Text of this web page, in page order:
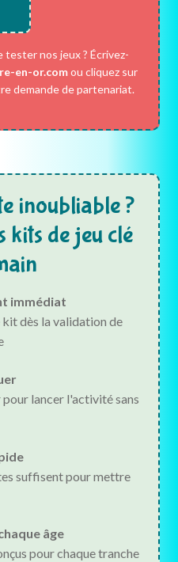
tester nos jeux ? Écrivez-
en-or.comou cliquez sur
demande de partenariat.
inoubliable ?
kits de jeu clé
immédiat
dès la validation de
lancer l'activité sans
suffisent pour mettre
âge
pour chaque tranche